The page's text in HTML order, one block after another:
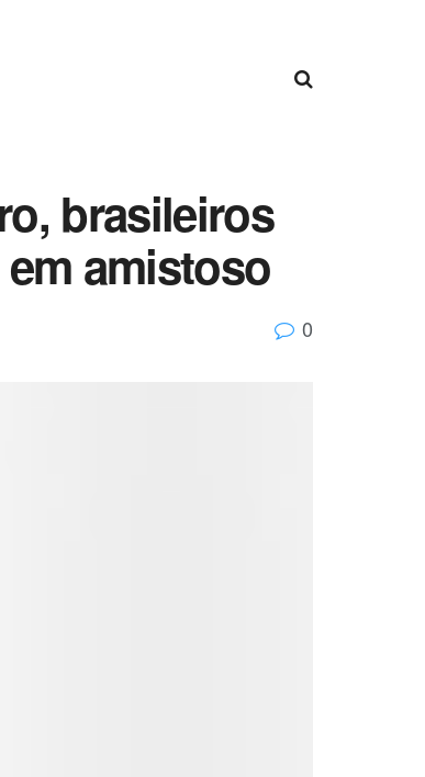
brasileiros
amistoso
0